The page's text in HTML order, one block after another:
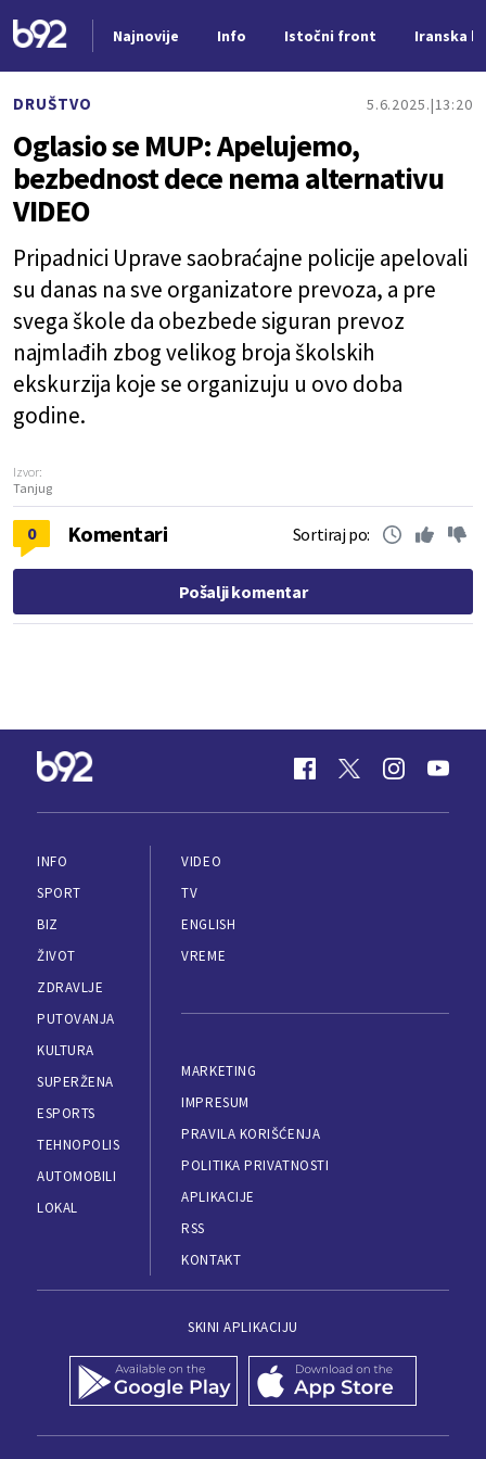
Najnovije Info Istočni front Iranska
DRUŠTVO 5.6.2025. 13:20
Oglasio se MUP: Apelujemo,
bezbednost dece nema alternativu
VIDEO
Pripadnici Uprave saobraćajne policije apelovali
su danas na sve organizatore prevoza, a pre
svega škole da obezbede siguran prevoz
najmlađih zbog velikog broja školskih
ekskurzija koje se organizuju u ovo doba
godine.
Izvor:
Tanjug
0 Komentari Sortiraj po:
Pošalji komentar
INFO
SPORT
BIZ
ŽIVOT
ZDRAVLJE
PUTOVANJA
KULTURA
SUPERŽENA
ESPORTS
TEHNOPOLIS
AUTOMOBILI
LOKAL
VIDEO
TV
ENGLISH
VREME
MARKETING
IMPRESUM
PRAVILA KORIŠĆENJA
POLITIKA PRIVATNOSTI
APLIKACIJE
RSS
KONTAKT
SKINI APLIKACIJU